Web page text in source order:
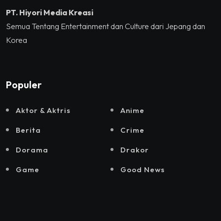
PT. Hiyori Media Kreasi
Semua Tentang Entertainment dan Culture dari Jepang dan
Korea
Populer
Aktor & Aktris Anime
Berita Crime
Dorama Drakor
Game Good News